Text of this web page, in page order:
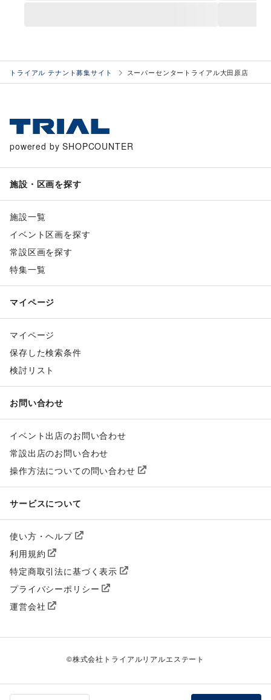
トライアル テナント募集サイト スーパーセンタートライアル大田原店
powered by SHOPCOUNTER
施設・区画を探す
施設一覧
イベント区画を探す
常設区画を探す
特集一覧
マイページ
マイページ
保存した検索条件
検討リスト
お問い合わせ
イベント出店のお問い合わせ
常設出店のお問い合わせ
操作方法についての問い合わせ
サービスについて
使い方・ヘルプ
利用規約
特定商取引法に基づく表示
プライバシーポリシー
運営会社
©株式会社トライアルリアルエステート